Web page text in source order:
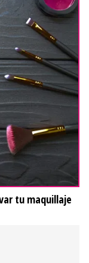
tu maquillaje